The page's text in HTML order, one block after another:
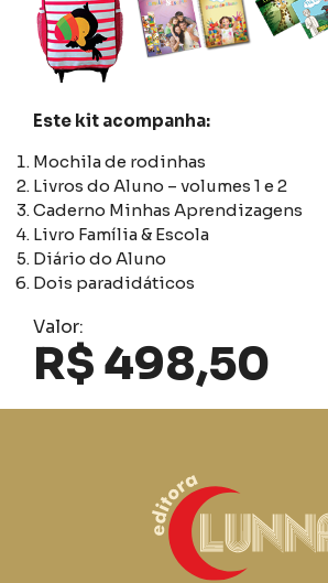
Este kit acompanha:
Mochila de rodinhas
Livros do Aluno – volumes 1 e 2
Caderno Minhas Aprendizagens
Livro Família & Escola
Diário do Aluno
Dois paradidáticos
Valor:
R$ 498,50